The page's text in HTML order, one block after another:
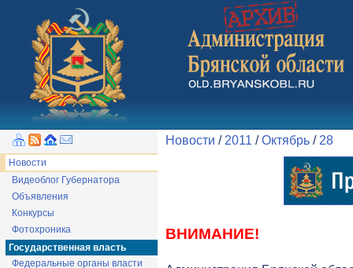
Новости
Видеоблог Губернатора
Объявления
Конкурсы
Фотохроника
Государственная власть
Федеральные органы власти
Новости / 2011 /Октябрь / 28
ВНИМАНИЕ!